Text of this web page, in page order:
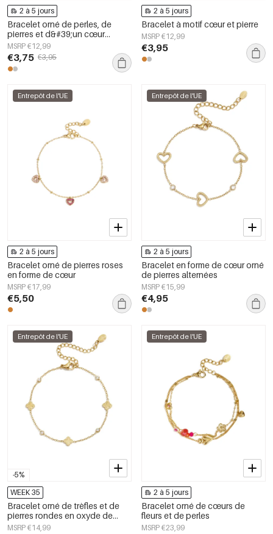
2 à 5 jours
Bracelet orné de perles, de
pierres et d&#39;un cœur
imposant
MSRP €12,99
€3,75 €3,95
2 à 5 jours
Bracelet à motif cœur et pierre
MSRP €12,99
€3,95
Entrepôt de l'UE
2 à 5 jours
Bracelet orné de pierres roses
en forme de cœur
MSRP €17,99
€5,50
Entrepôt de l'UE
2 à 5 jours
Bracelet en forme de cœur orné
de pierres alternées
MSRP €15,99
€4,95
-5%
Entrepôt de l'UE
WEEK 35
Bracelet orné de trèfles et de
pierres rondes en oxyde de
zirconium.
MSRP €14,99
Entrepôt de l'UE
2 à 5 jours
Bracelet orné de cœurs de
fleurs et de perles
MSRP €23,99